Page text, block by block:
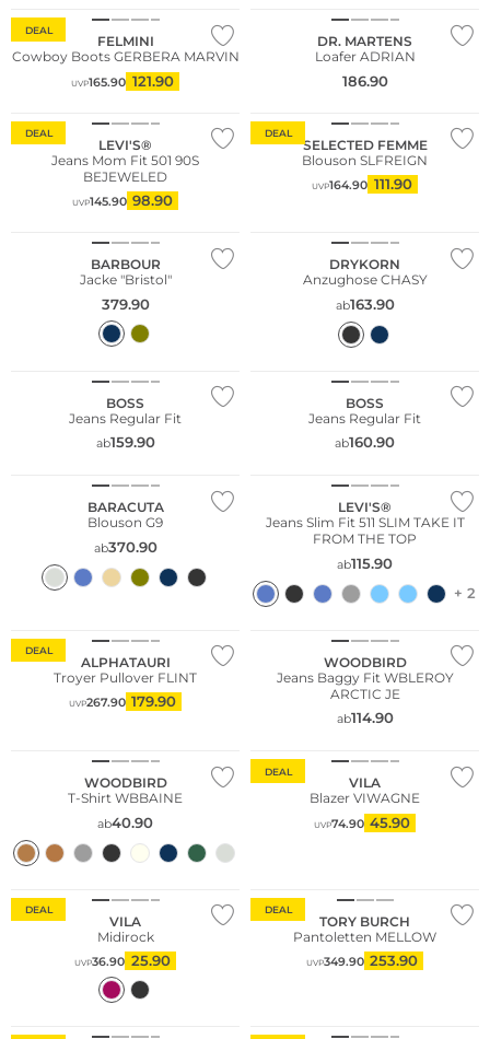
DEAL
FELMINI
Cowboy Boots GERBERA MARVIN
UVP165.90 121.90
DR. MARTENS
Loafer ADRIAN
186.90
DEAL
LEVI'S®
Jeans Mom Fit 501 90S
BEJEWELED
UVP145.90 98.90
DEAL
SELECTED FEMME
Blouson SLFREIGN
UVP164.90 111.90
Große Größen
Fashion Tipp
BARBOUR
Jacke "Bristol"
379.90
DRYKORN
Anzughose CHASY
ab163.90
BOSS
Jeans Regular Fit
ab159.90
BOSS
Jeans Regular Fit
ab160.90
BARACUTA
Blouson G9
ab370.90
Fashion Tipp
LEVI'S®
Jeans Slim Fit 511 SLIM TAKE IT
FROM THE TOP
ab115.90
+ 2
DEAL
ALPHATAURI
Troyer Pullover FLINT
UVP267.90 179.90
Fashion Tipp
WOODBIRD
Jeans Baggy Fit WBLEROY
ARCTIC JE
ab114.90
Fashion Tipp
WOODBIRD
T-Shirt WBBAINE
ab40.90
DEAL
VILA
Blazer VIWAGNE
UVP74.90 45.90
DEAL
VILA
Midirock
UVP36.90 25.90
DEAL
TORY BURCH
Pantoletten MELLOW
UVP349.90 253.90